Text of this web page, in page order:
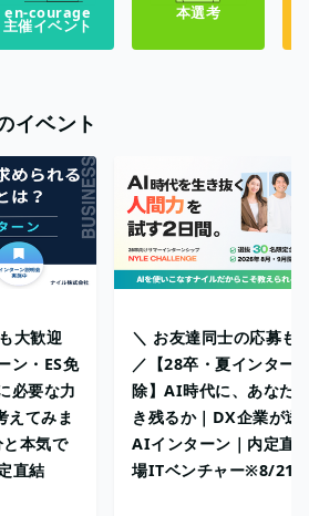
en-courage
主催イベント
本選考
イベント
大歓迎
ン・ES免
必要な力
えてみま
本気で
直結
＼ お友達同士の応募も
／【28卒・夏インター
除】AI時代に、あなた
き残るか｜DX企業が送
AIインターン｜内定直
場ITベンチャー※8/21